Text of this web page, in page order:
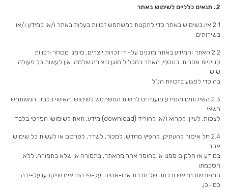
2. תנאים כלליים לשימוש באתר
2.1 אין בשימוש באתר כדי להקנות למשתמש זכויות בעלות באתר ו/או במידע ו/או
בשירותים.
2.2 האתר והמידע באתר מוגנים על-ידי זכויות יוצרים, סימני מסחר וזכויות
קנייניות אחרות. בנוסף, האתר כמכלול מוגן כיצירה שלמה. אין לעשות כל פעולה
שיש
בה כדי לפגוע בזכויות הנ”ל.
2.3 השירותים והמידע מועמדים לרשות המשתמש לשימושו האישי בלבד. המשתמש
רשאי
לצפות, לעיין, לקרוא ו/או להוריד (download) מידע, וזאת לשימושו הפרטי בלבד.
2.4 חל איסור להעתיק, להפיץ מחדש, למכור, לשדר, לפרסם או לעשות כל שימוש
אחר
במידע או חלקים ממנו או בחומר אחר מהאתר, בתמורה או שלא בתמורה, ללא
הסכמתו
המפורשת מראש ובכתב של חברת ארו-אסיה ועל-פי התנאים שייקבעו על-ידה.
כמו-כן,